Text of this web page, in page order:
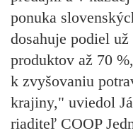
ponuka
dosahuje podiel
produktov až 70
k zvyšovaniu
krajiny," uviedol
riaditeľ COOP